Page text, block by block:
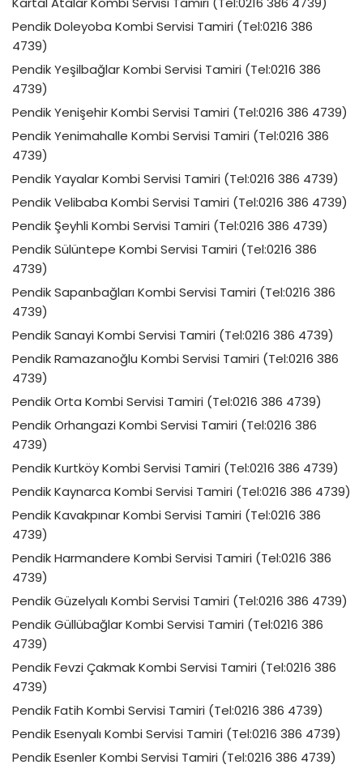
Pendik Doleyoba Kombi Servisi Tamiri (Tel:0216 386
4739)
Pendik Yeşilbağlar Kombi Servisi Tamiri (Tel:0216 386
4739)
Pendik Yenişehir Kombi Servisi Tamiri (Tel:0216 386 4739)
Pendik Yenimahalle Kombi Servisi Tamiri (Tel:0216 386
4739)
Pendik Yayalar Kombi Servisi Tamiri (Tel:0216 386 4739)
Pendik Velibaba Kombi Servisi Tamiri (Tel:0216 386 4739)
Pendik Şeyhli Kombi Servisi Tamiri (Tel:0216 386 4739)
Pendik Sülüntepe Kombi Servisi Tamiri (Tel:0216 386
4739)
Pendik Sapanbağları Kombi Servisi Tamiri (Tel:0216 386
4739)
Pendik Sanayi Kombi Servisi Tamiri (Tel:0216 386 4739)
Pendik Ramazanoğlu Kombi Servisi Tamiri (Tel:0216 386
4739)
Pendik Orta Kombi Servisi Tamiri (Tel:0216 386 4739)
Pendik Orhangazi Kombi Servisi Tamiri (Tel:0216 386
4739)
Pendik Kurtköy Kombi Servisi Tamiri (Tel:0216 386 4739)
Pendik Kaynarca Kombi Servisi Tamiri (Tel:0216 386 4739)
Pendik Kavakpınar Kombi Servisi Tamiri (Tel:0216 386
4739)
Pendik Harmandere Kombi Servisi Tamiri (Tel:0216 386
4739)
Pendik Güzelyalı Kombi Servisi Tamiri (Tel:0216 386 4739)
Pendik Güllübağlar Kombi Servisi Tamiri (Tel:0216 386
4739)
Pendik Fevzi Çakmak Kombi Servisi Tamiri (Tel:0216 386
4739)
Pendik Fatih Kombi Servisi Tamiri (Tel:0216 386 4739)
Pendik Esenyalı Kombi Servisi Tamiri (Tel:0216 386 4739)
Pendik Esenler Kombi Servisi Tamiri (Tel:0216 386 4739)